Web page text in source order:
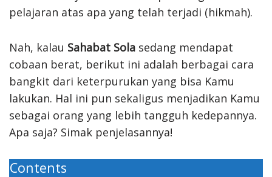
pelajaran atas apa yang telah terjadi (hikmah).
Nah, kalau Sahabat Sola sedang mendapat
cobaan berat, berikut ini adalah berbagai cara
bangkit dari keterpurukan yang bisa Kamu
lakukan. Hal ini pun sekaligus menjadikan Kamu
sebagai orang yang lebih tangguh kedepannya.
Apa saja? Simak penjelasannya!
Contents